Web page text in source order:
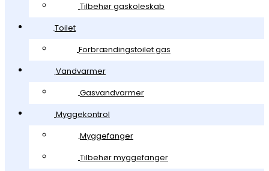
Tilbehør gaskoleskab
Toilet
Forbrændingstoilet gas
Vandvarmer
Gasvandvarmer
Myggekontrol
Myggefanger
Tilbehør myggefanger